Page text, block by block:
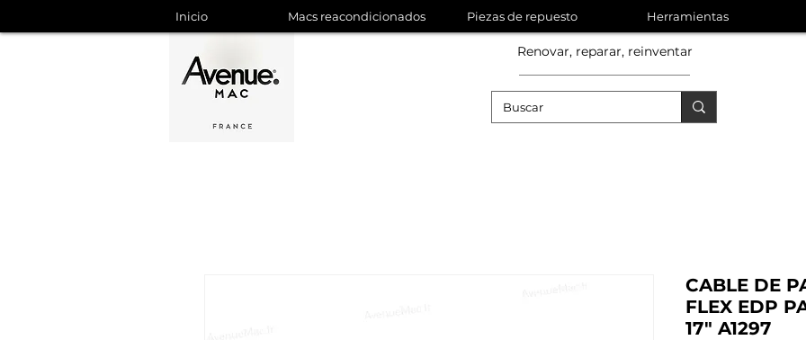
Renovar, reparar, reinventar
Inicio Macs reacondicionados Piezas de repuesto Herramientas
CABLE DE
FLEX EDP
17" A1297